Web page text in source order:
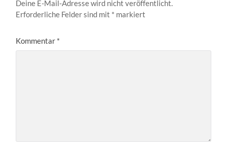
Deine E-Mail-Adresse wird nicht veröffentlicht.
Erforderliche Felder sind mit * markiert
Kommentar *